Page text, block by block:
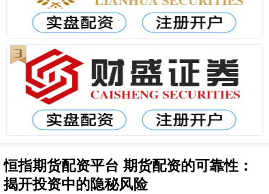
恒指期货配资平台 期货配资的可靠性：
揭开投资中的隐秘风险